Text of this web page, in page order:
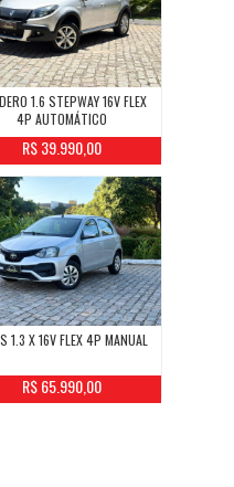
1.6 STEPWAY 16V FLEX
4P AUTOMÁTICO
R$ 39.990,00
1.3 X 16V FLEX 4P MANUAL
R$ 65.990,00